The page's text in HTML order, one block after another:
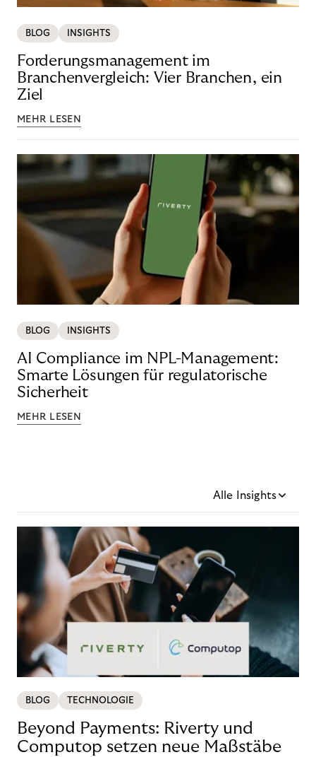
BLOG INSIGHTS
Forderungsmanagement im
Branchenvergleich: Vier Branchen, ein
Ziel
MEHR LESEN
BLOG INSIGHTS
AI Compliance im NPL-Management:
Smarte Lösungen für regulatorische
Sicherheit
MEHR LESEN
Alle Insights
BLOG TECHNOLOGIE
Beyond Payments: Riverty und
Computop setzen neue Maßstäbe